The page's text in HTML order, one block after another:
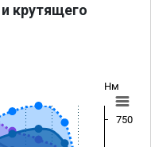
крутящего
Нм
750